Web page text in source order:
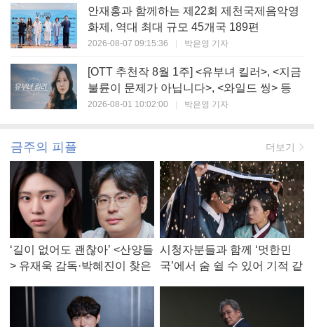
안재홍과 함께하는 제22회 제천국제음악영
화제, 역대 최대 규모 45개국 189편
2026-08-07 09:15:36 | 박은영 기자
[OTT 추천작 8월 1주] <유부녀 킬러>, <지금
불륜이 문제가 아닙니다>, <와일드 씽> 등
2026-08-01 10:02:00 | 박은영 기자
금주의 피플 더보기
‘길이 없어도 괜찮아’ <산양들
> 유재욱 감독·박혜진이 찾은
시청자분들과 함께 ‘멋한민
국’에서 숨 쉴 수 있어 기적 같